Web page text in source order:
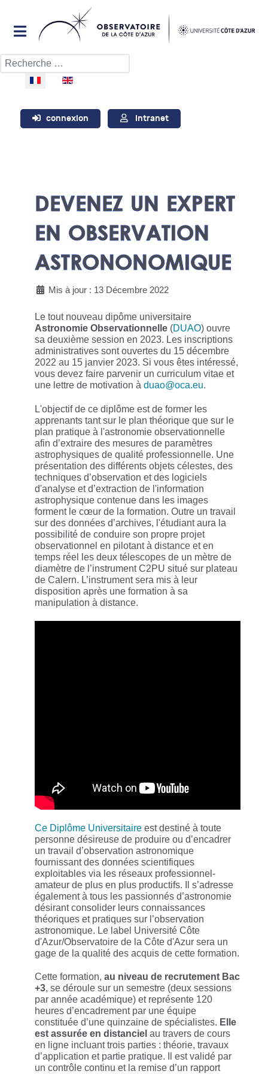
Rechercher
Sélectionnez votre langue
connexion Intranet
DEVENEZ UN EXPERT
EN OBSERVATION
ASTRONONOMIQUE
Mis à jour : 13 Décembre 2022
Le tout nouveau dipôme universitaire
Astronomie Observationnelle (DUAO) ouvre
sa deuxième session en 2023. Les inscriptions
administratives sont ouvertes du 15 décembre
2022 au 15 janvier 2023. Si vous êtes intéressé,
vous devez faire parvenir un curriculum vitae et
une lettre de motivation à duao@oca.eu.
L'objectif de ce diplôme est de former les
apprenants tant sur le plan théorique que sur le
plan pratique à l'astronomie observationnelle
afin d’extraire des mesures de paramètres
astrophysiques de qualité professionnelle. Une
présentation des différents objets célestes, des
techniques d’observation et des logiciels
d'analyse et d’extraction de l'information
astrophysique contenue dans les images
forment le cœur de la formation. Outre un travail
sur des données d’archives, l'étudiant aura la
possibilité de conduire son propre projet
observationnel en pilotant à distance et en
temps réel les deux télescopes de un mètre de
diamètre de l’instrument C2PU situé sur plateau
de Calern. L’instrument sera mis à leur
disposition après une formation à sa
manipulation à distance.
Ce Diplôme Universitaire est destiné à toute
personne désireuse de produire ou d’encadrer
un travail d’observation astronomique
fournissant des données scientifiques
exploitables via les réseaux professionnel-
amateur de plus en plus productifs. Il s’adresse
également à tous les passionnés d’astronomie
désirant consolider leurs connaissances
théoriques et pratiques sur l’observation
astronomique. Le label Université Côte
d'Azur/Observatoire de la Côte d'Azur sera un
gage de la qualité des acquis de cette formation.
Cette formation, au niveau de recrutement Bac
+3, se déroule sur un semestre (deux sessions
par année académique) et représente 120
heures d’encadrement par une équipe
constituée d’une quinzaine de spécialistes. Elle
est assurée en distanciel au travers de cours
en ligne incluant trois parties : théorie, travaux
d’application et partie pratique. Il est validé par
un contrôle continu et la remise d’un rapport